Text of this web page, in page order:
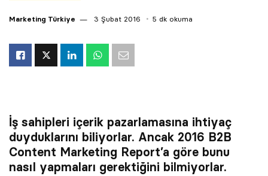
Marketing Türkiye 3 Şubat 2016 5 dk okuma
İş sahipleri içerik pazarlamasına ihtiyaç
duyduklarını biliyorlar. Ancak 2016 B2B
Content Marketing Report’a göre bunu
nasıl yapmaları gerektiğini bilmiyorlar.